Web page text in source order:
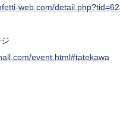
web.com/
event.html#tatekawa